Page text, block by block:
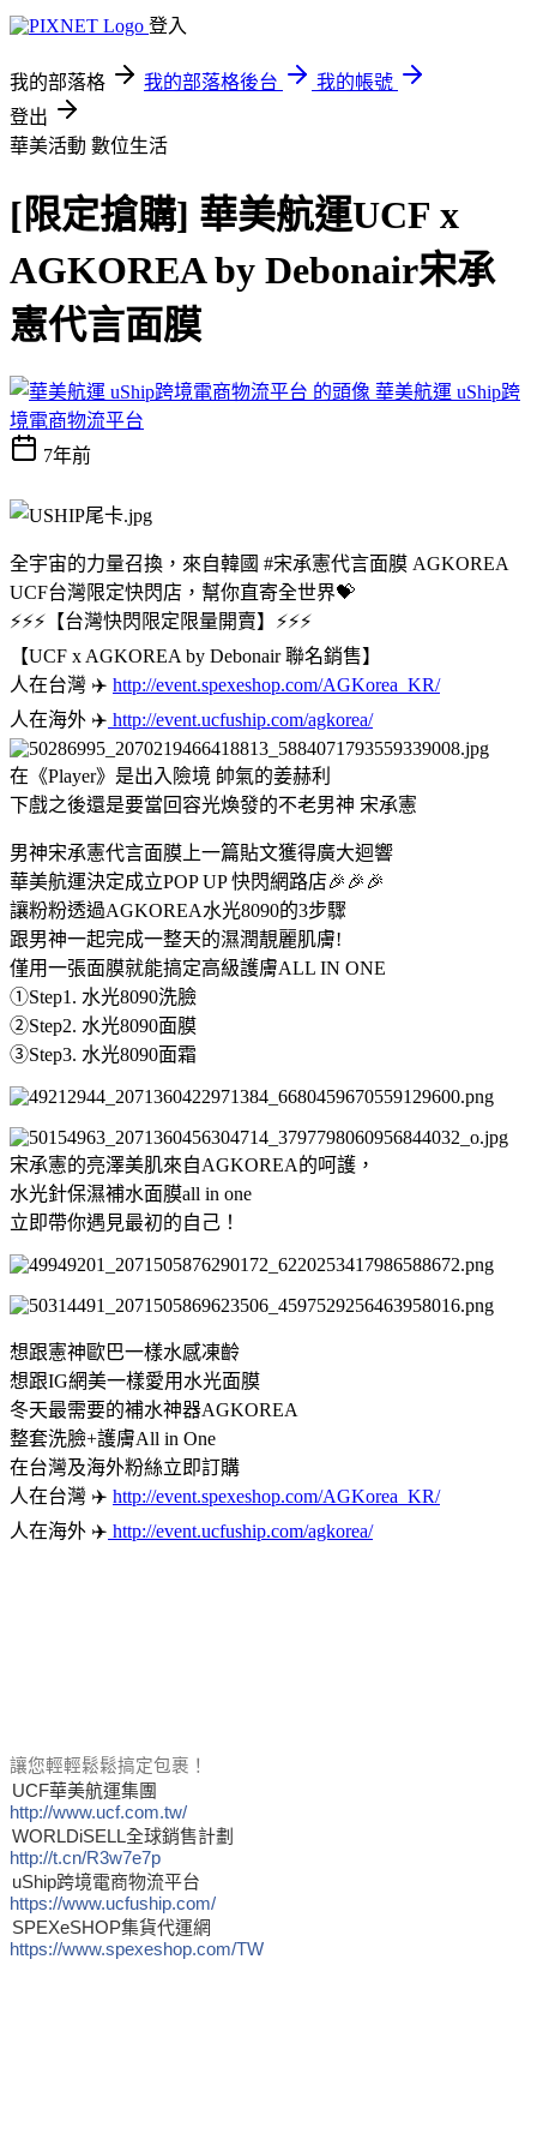
登入
我的部落格 我的部落格後台
我的帳號
登出
華美活動 數位生活
[限定搶購] 華美航運UCF x
AGKOREA by Debonair宋承
憲代言面膜
華美航運 uShip跨
境電商物流平台
7年前
全宇宙的力量召換，來自韓國 #宋承憲代言面膜 AGKOREA
UCF台灣限定快閃店，幫你直寄全世界💝
⚡⚡⚡【台灣快閃限定限量開賣】⚡⚡⚡
【UCF x AGKOREA by Debonair 聯名銷售】
人在台灣 ✈️ http://event.spexeshop.com/AGKorea_KR/
人在海外 ✈️ http://event.ucfuship.com/agkorea/
在《Player》是出入險境 帥氣的姜赫利
下戲之後還是要當回容光煥發的不老男神 宋承憲
男神宋承憲代言面膜上一篇貼文獲得廣大迴響
華美航運決定成立POP UP 快閃網路店🎉🎉🎉
讓粉粉透過AGKOREA水光8090的3步驟
跟男神一起完成一整天的濕潤靚麗肌膚!
僅用一張面膜就能搞定高級護膚ALL IN ONE
①Step1. 水光8090洗臉
②Step2. 水光8090面膜
③Step3. 水光8090面霜
宋承憲的亮澤美肌來自AGKOREA的呵護，
水光針保濕補水面膜all in one
立即帶你遇見最初的自己！
想跟憲神歐巴一樣水感凍齡
想跟IG網美一樣愛用水光面膜
冬天最需要的補水神器AGKOREA
整套洗臉+護膚All in One
在台灣及海外粉絲立即訂購
人在台灣 ✈️ http://event.spexeshop.com/AGKorea_KR/
人在海外 ✈️ http://event.ucfuship.com/agkorea/
讓您輕輕鬆鬆搞定包裹！
UCF華美航運集團
http://www.ucf.com.tw/
WORLDiSELL全球銷售計劃
http://t.cn/R3w7e7p
uShip跨境電商物流平台
https://www.ucfuship.com/
SPEXeSHOP集貨代運網
https://www.spexeshop.com/TW